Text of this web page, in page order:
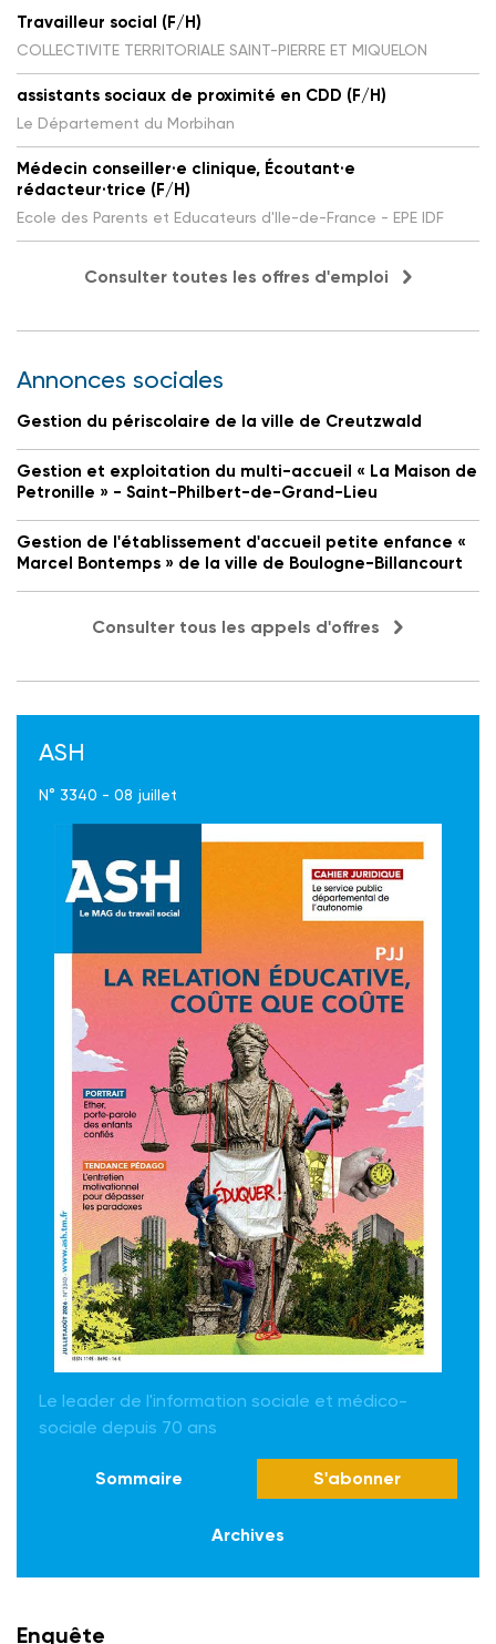
Travailleur social (F/H)
COLLECTIVITE TERRITORIALE SAINT-PIERRE ET MIQUELON
assistants sociaux de proximité en CDD (F/H)
Le Département du Morbihan
Médecin conseiller·e clinique, Écoutant·e
rédacteur·trice (F/H)
Ecole des Parents et Educateurs d'Ile-de-France - EPE IDF
Consulter toutes les offres d'emploi
Annonces sociales
Gestion du périscolaire de la ville de Creutzwald
Gestion et exploitation du multi-accueil « La Maison de
Petronille » - Saint-Philbert-de-Grand-Lieu
Gestion de l'établissement d'accueil petite enfance «
Marcel Bontemps » de la ville de Boulogne-Billancourt
Consulter tous les appels d'offres
ASH
N° 3340 - 08 juillet
Le leader de l'information sociale et médico-
sociale depuis 70 ans
Sommaire S'abonner
Archives
Enquête